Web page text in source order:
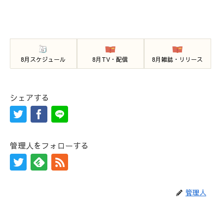
8月スケジュール 8月TV・配信 8月雑誌・リリース
シェアする
管理人をフォローする
管理人